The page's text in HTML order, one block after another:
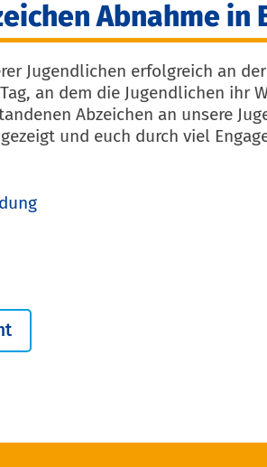
Abnahme in
Jugendlichen erfolgreich an
an dem die Jugendlichen
Abzeichen an unsere
und euch durch viel